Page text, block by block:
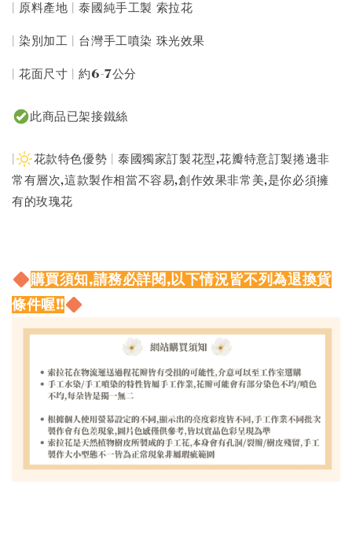
| 原料產地 | 泰國純手工製 索拉花
| 染別加工 | 台灣手工噴染 珠光效果
| 花面尺寸 | 約6-7公分
此商品已架接鐵絲
花款特色優勢 | 泰國獨家訂製花型,花瓣特意訂製捲邊非
常有層次,這款製作相當不容易,創作效果非常美,是你必須擁
有的玫瑰花
購買須知,請務必詳閱,以下情況皆不列為退換貨
條件喔!!